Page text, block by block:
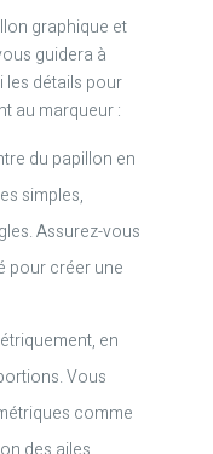
graphique et
guidera à
les détails pour
au marqueur :
du papillon en
simples,
Assurez-vous
pour créer une
en
Vous
comme